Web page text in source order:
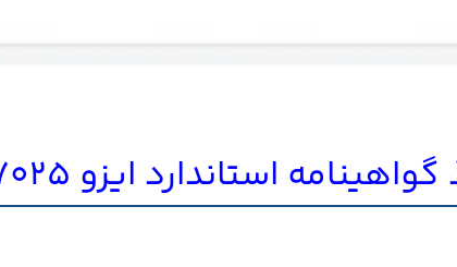
استاندارد ایزو 17025 در اراک